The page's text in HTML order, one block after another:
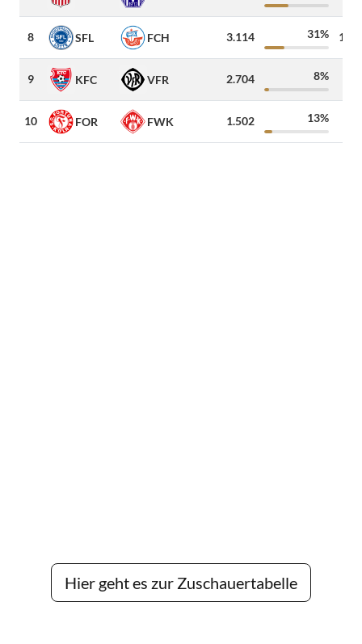
8 SFL FCH 3.114 31%
9 KFC VFR 2.704 8%
10 FOR FWK 1.502 13%
Hier geht es zur Zuschauertabelle